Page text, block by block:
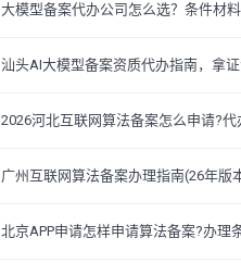
大模型备案代办公司怎么选？条件材
汕头AI大模型备案资质代办指南，拿证
2026河北互联网算法备案怎么申请?代
广州互联网算法备案办理指南(26年版
北京APP申请怎样申请算法备案?办理